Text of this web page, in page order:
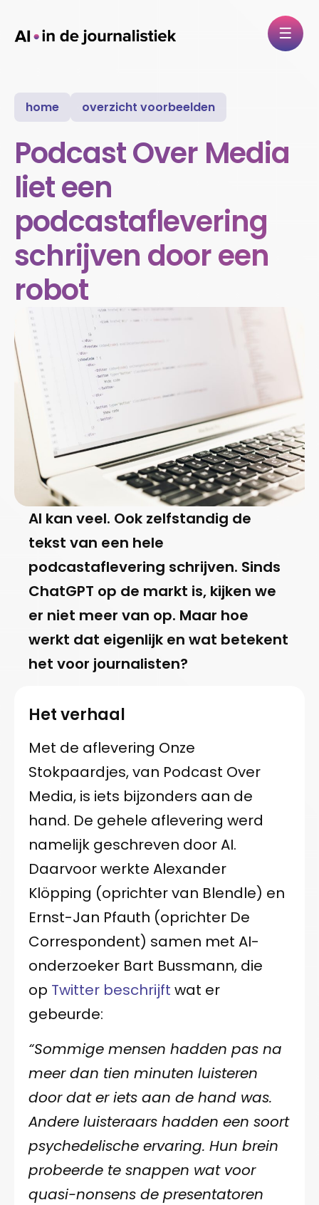
home overzicht voorbeelden
Podcast Over Media
liet een
podcastaflevering
schrijven door een
robot
AI kan veel. Ook zelfstandig de
tekst van een hele
podcastaflevering schrijven. Sinds
ChatGPT op de markt is, kijken we
er niet meer van op. Maar hoe
werkt dat eigenlijk en wat betekent
het voor journalisten?
Het verhaal
Met de aflevering Onze
Stokpaardjes, van Podcast Over
Media, is iets bijzonders aan de
hand. De gehele aflevering werd
namelijk geschreven door AI.
Daarvoor werkte Alexander
Klöpping (oprichter van Blendle) en
Ernst-Jan Pfauth (oprichter De
Correspondent) samen met AI-
onderzoeker Bart Bussmann, die
op Twitter beschrijft wat er
gebeurde:
“Sommige mensen hadden pas na
meer dan tien minuten luisteren
door dat er iets aan de hand was.
Andere luisteraars hadden een soort
psychedelische ervaring. Hun brein
probeerde te snappen wat voor
quasi-nonsens de presentatoren